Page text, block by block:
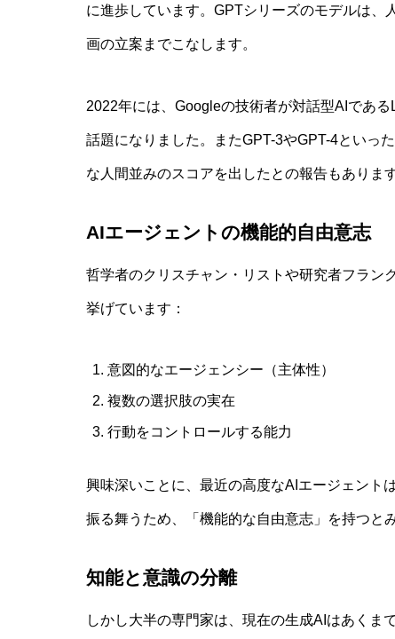
に進歩しています。GPTシリーズのモデルは
画の立案までこなします。
2022年には、Googleの技術者が対話型AIであ
話題になりました。またGPT-3やGPT-4といっ
な人間並みのスコアを出したとの報告もあります
AIエージェントの機能的自由意志
哲学者のクリスチャン・リストや研究者フラン
挙げています：
意図的なエージェンシー（主体性）
複数の選択肢の実在
行動をコントロールする能力
興味深いことに、最近の高度なAIエージェント
振る舞うため、「機能的な自由意志」を持つと
知能と意識の分離
しかし大半の専門家は、現在の生成AIはあくま